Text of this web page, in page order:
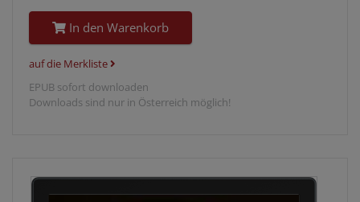
In den Warenkorb
auf die Merkliste
EPUB sofort downloaden
Downloads sind nur in Österreich möglich!